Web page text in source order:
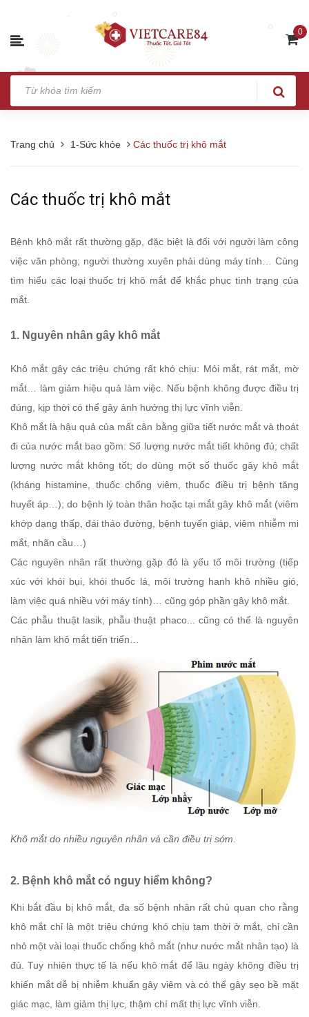
0
Trang chủ 1-Sức khỏe Các thuốc trị khô mắt
Các thuốc trị khô mắt
Bệnh khô mắt rất thường gặp, đặc biệt là đối với người làm công
việc văn phòng; người thường xuyên phải dùng máy tính… Cùng
tìm hiểu các loại thuốc trị khô mắt để khắc phục tình trạng của
mắt.
1. Nguyên nhân gây khô mắt
Khô mắt gây các triệu chứng rất khó chịu: Mỏi mắt, rát mắt, mờ
mắt… làm giảm hiệu quả làm việc. Nếu bệnh không được điều trị
đúng, kịp thời có thể gây ảnh hưởng thị lực vĩnh viễn.
Khô mắt là hậu quả của mất cân bằng giữa tiết nước mắt và thoát
đi của nước mắt bao gồm: Số lượng nước mắt tiết không đủ; chất
lượng nước mắt không tốt; do dùng một số thuốc gây khô mắt
(kháng histamine, thuốc chống viêm, thuốc điều trị bệnh tăng
huyết áp…); do bệnh lý toàn thân hoặc tại mắt gây khô mắt (viêm
khớp dạng thấp, đái tháo đường, bệnh tuyến giáp, viêm nhiễm mi
mắt, nhãn cầu…)
Các nguyên nhân rất thường gặp đó là yếu tố môi trường (tiếp
xúc với khói bụi, khói thuốc lá, môi trường hanh khô nhiều gió,
làm việc quá nhiều với máy tính)… cũng góp phần gây khô mắt.
Các phẫu thuật lasik, phẫu thuật phaco... cũng có thể là nguyên
nhân làm khô mắt tiến triển…
Khô mắt do nhiều nguyên nhân và cần điều trị sớm.
2. Bệnh khô mắt có nguy hiểm không?
Khi bắt đầu bị khô mắt, đa số bệnh nhân rất chủ quan cho rằng
khô mắt chỉ là một triệu chứng khó chịu tạm thời ở mắt, chỉ cần
nhỏ một vài loại thuốc chống khô mắt (như nước mắt nhân tạo) là
đủ. Tuy nhiên thực tế là nếu khô mắt để lâu ngày không điều trị
khiến mắt dễ bị nhiễm khuẩn gây viêm và có thể gây sẹo bề mặt
giác mạc, làm giảm thị lực, thậm chí mất thị lực vĩnh viễn.